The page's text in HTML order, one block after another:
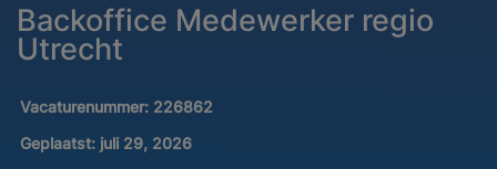
Backoffice Medewerker regio
Utrecht
Vacaturenummer: 226862
Geplaatst: juli 29, 2026